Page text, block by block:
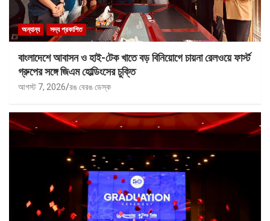
অন্যান্য সদ্য প্রকাশিত
বাংলাদেশে আবাসন ও হাই-টেক খাতে বড় বিনিয়োগে চায়না রেলওয়ে ফার্স্ট
গ্রুপের সঙ্গে জিএম হোল্ডিংসের চুক্তি
আগস্ট 7, 2026 রঙ বেরঙ ডেস্ক